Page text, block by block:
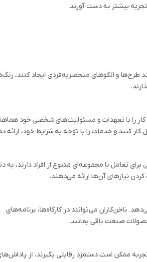
بیشتر به دست آورند.
طرح‌ها و الگوهای منحصربه‌فردی ایجاد کنند،
کار را با تعهدات و مسئولیت‌های شخصی خود
کنند و خدمات را با توجه به شرایط خود، ارائه
تعامل با مجموعه‌ای متنوع از افراد دارند، به
نیازهای آن‌ها ارائه می‌دهند.
ناخن‌کاران می‌توانند در کارگاه‌ها، برنامه‌های
صنعت باقی بمانند.
ممکن است دستمزد رقابتی بگیرند، از